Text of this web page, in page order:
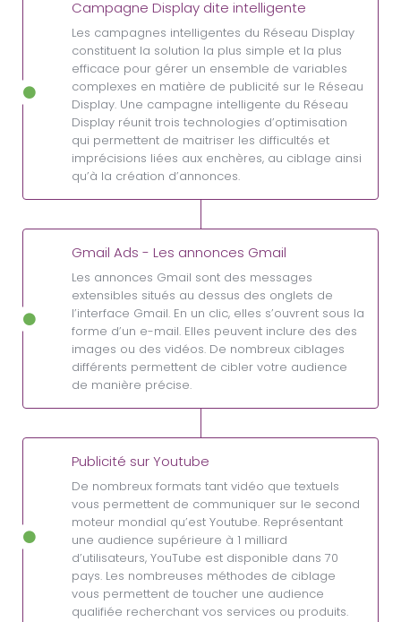
Campagne Display dite intelligente
Les campagnes intelligentes du Réseau Display
constituent la solution la plus simple et la plus
efficace pour gérer un ensemble de variables
complexes en matière de publicité sur le Réseau
Display. Une campagne intelligente du Réseau
Display réunit trois technologies d’optimisation
qui permettent de maitriser les difficultés et
imprécisions liées aux enchères, au ciblage ainsi
qu’à la création d’annonces.
Gmail Ads - Les annonces Gmail
Les annonces Gmail sont des messages
extensibles situés au dessus des onglets de
l’interface Gmail. En un clic, elles s’ouvrent sous la
forme d’un e-mail. Elles peuvent inclure des des
images ou des vidéos. De nombreux ciblages
différents permettent de cibler votre audience
de manière précise.
Publicité sur Youtube
De nombreux formats tant vidéo que textuels
vous permettent de communiquer sur le second
moteur mondial qu’est Youtube. Représentant
une audience supérieure à 1 milliard
d’utilisateurs, YouTube est disponible dans 70
pays. Les nombreuses méthodes de ciblage
vous permettent de toucher une audience
qualifiée recherchant vos services ou produits.